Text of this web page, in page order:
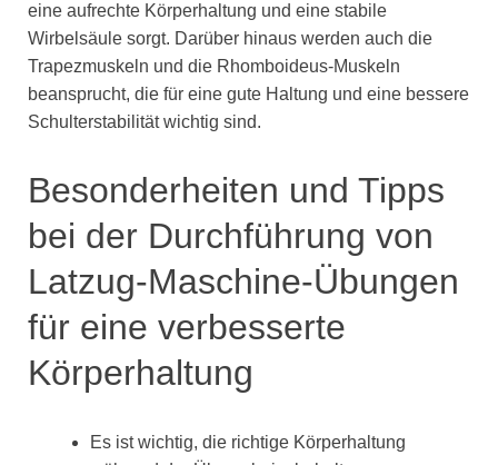
eine aufrechte Körperhaltung und eine stabile
Wirbelsäule sorgt. Darüber hinaus werden auch die
Trapezmuskeln und die Rhomboideus-Muskeln
beansprucht, die für eine gute Haltung und eine bessere
Schulterstabilität wichtig sind.
Besonderheiten und Tipps
bei der Durchführung von
Latzug-Maschine-Übungen
für eine verbesserte
Körperhaltung
Es ist wichtig, die richtige Körperhaltung